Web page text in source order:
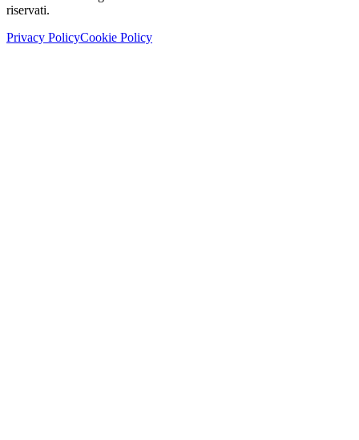
riservati.
Privacy PolicyCookie Policy